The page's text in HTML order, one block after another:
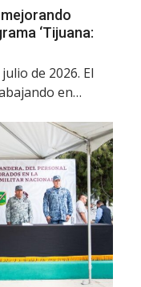
‘Tijuana:
de 2026. El
en…